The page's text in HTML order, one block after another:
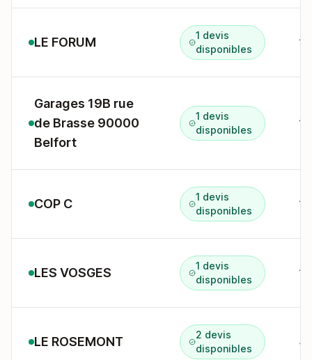
LE FORUM
1 devis
disponibles
Garages 19B rue
de Brasse 90000
Belfort
1 devis
disponibles
COP C
1 devis
disponibles
LES VOSGES
1 devis
disponibles
LE ROSEMONT
2 devis
disponibles
4/